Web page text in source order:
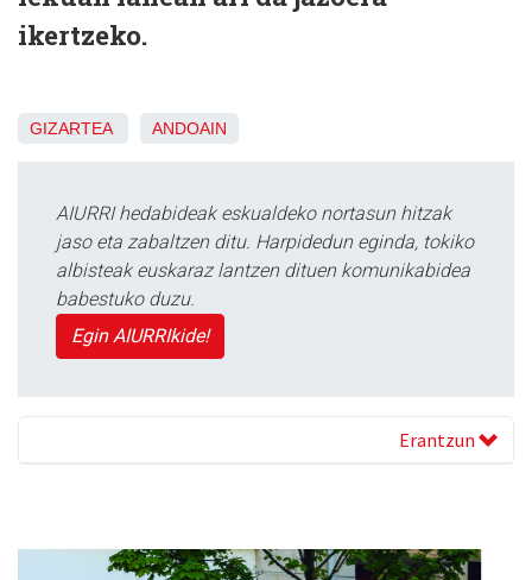
ikertzeko.
GIZARTEA ANDOAIN
AIURRI hedabideak eskualdeko nortasun hitzak
jaso eta zabaltzen ditu. Harpidedun eginda, tokiko
albisteak euskaraz lantzen dituen komunikabidea
babestuko duzu.
Egin AIURRIkide!
Erantzun